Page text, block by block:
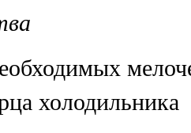
холодильника